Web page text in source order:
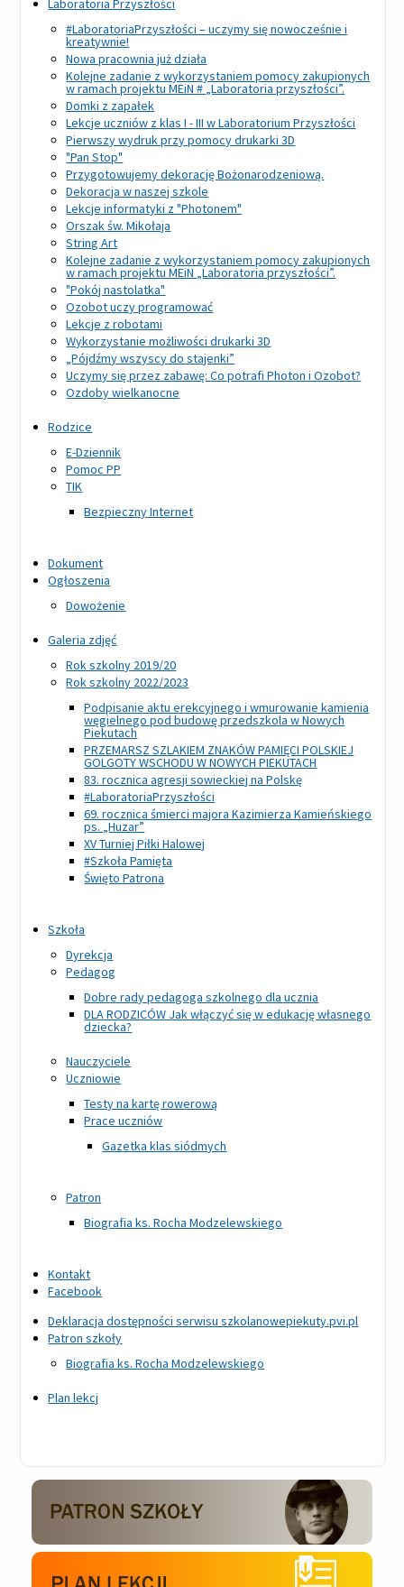
Laboratoria Przyszłości
#LaboratoriaPrzyszłości – uczymy się nowocześnie i
kreatywnie!
Nowa pracownia już działa
Kolejne zadanie z wykorzystaniem pomocy zakupionych
w ramach projektu MEiN # „Laboratoria przyszłości”.
Domki z zapałek
Lekcje uczniów z klas I - III w Laboratorium Przyszłości
Pierwszy wydruk przy pomocy drukarki 3D
"Pan Stop"
Przygotowujemy dekorację Bożonarodzeniową.
Dekoracja w naszej szkole
Lekcje informatyki z "Photonem"
Orszak św. Mikołaja
String Art
Kolejne zadanie z wykorzystaniem pomocy zakupionych
w ramach projektu MEiN „Laboratoria przyszłości”.
"Pokój nastolatka"
Ozobot uczy programować
Lekcje z robotami
Wykorzystanie możliwości drukarki 3D
„Pójdźmy wszyscy do stajenki”
Uczymy się przez zabawę: Co potrafi Photon i Ozobot?
Ozdoby wielkanocne
Rodzice
E-Dziennik
Pomoc PP
TIK
Bezpieczny Internet
Dokument
Ogłoszenia
Dowożenie
Galeria zdjęć
Rok szkolny 2019/20
Rok szkolny 2022/2023
Podpisanie aktu erekcyjnego i wmurowanie kamienia
węgielnego pod budowę przedszkola w Nowych
Piekutach
PRZEMARSZ SZLAKIEM ZNAKÓW PAMIĘCI POLSKIEJ
GOLGOTY WSCHODU W NOWYCH PIEKUTACH
83. rocznica agresji sowieckiej na Polskę
#LaboratoriaPrzyszłości
69. rocznica śmierci majora Kazimierza Kamieńskiego
ps. „Huzar”
XV Turniej Piłki Halowej
#Szkoła Pamięta
Święto Patrona
Szkoła
Dyrekcja
Pedagog
Dobre rady pedagoga szkolnego dla ucznia
DLA RODZICÓW Jak włączyć się w edukację własnego
dziecka?
Nauczyciele
Uczniowie
Testy na kartę rowerową
Prace uczniów
Gazetka klas siódmych
Patron
Biografia ks. Rocha Modzelewskiego
Kontakt
Facebook
Deklaracja dostępności serwisu szkolanowepiekuty.pvi.pl
Patron szkoły
Biografia ks. Rocha Modzelewskiego
Plan lekcj